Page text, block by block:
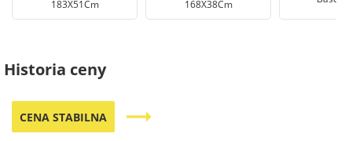
183X51Cm
168X38Cm
Historia ceny
CENA STABILNA trending_flat